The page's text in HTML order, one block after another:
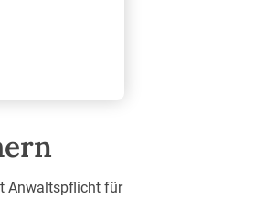
Anwaltspflicht für